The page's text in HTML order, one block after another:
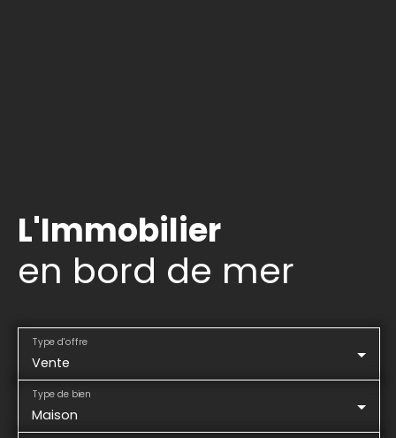
L'Immobilier
en bord de mer
Vente
Type d'offre
Maison
Type de bien